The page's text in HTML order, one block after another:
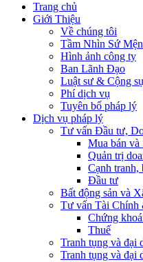
Trang chủ
Giới Thiệu
Về chúng tôi
Tầm Nhìn Sứ
Hình ảnh công ty
Ban Lãnh Đạo
Luật sư & Cộng
Phí dịch vụ
Tuyên bố pháp lý
Dịch vụ pháp lý
Tư vấn Đầu tư,
Mua bán và
Quản trị
Cạnh tranh,
Đầu tư
Bất động sản và
Tư vấn Tài Chính
Chứng
Thuế
Tranh tụng và đại
Tranh tụng và đại